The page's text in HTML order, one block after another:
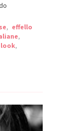
, effello
,
look,